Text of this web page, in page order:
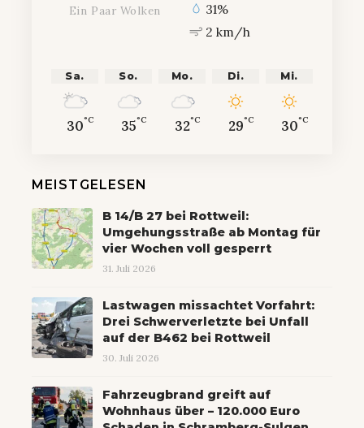
Ein Paar Wolken
31%
2 km/h
Sa.
30°C
So.
35°C
Mo.
32°C
Di.
29°C
Mi.
30°C
MEISTGELESEN
B 14/B 27 bei Rottweil:
Umgehungsstraße ab Montag für
vier Wochen voll gesperrt
31. Juli 2026
Lastwagen missachtet Vorfahrt:
Drei Schwerverletzte bei Unfall
auf der B462 bei Rottweil
30. Juli 2026
Fahrzeugbrand greift auf
Wohnhaus über – 120.000 Euro